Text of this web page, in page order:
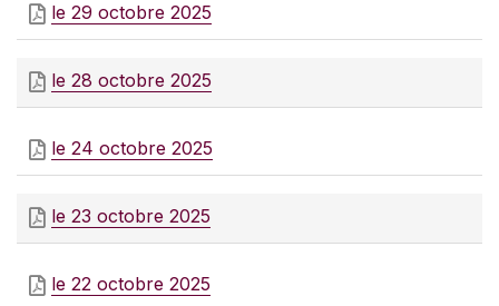
le 29 octobre 2025
le 28 octobre 2025
le 24 octobre 2025
le 23 octobre 2025
le 22 octobre 2025